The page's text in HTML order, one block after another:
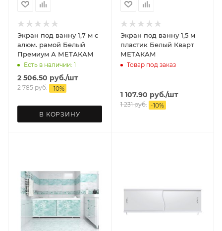
Экран под ванну 1,7 м с
алюм. рамой Белый
Премиум А МЕТАКАМ
Есть в наличии: 1
2 506.50 руб./шт
2 785руб. -10%
В КОРЗИНУ
Экран под ванну 1,5 м
пластик Белый Кварт
МЕТАКАМ
Товар под заказ
1 107.90 руб./шт
1 231руб. -10%